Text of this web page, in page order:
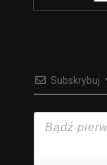
Subskrybuj